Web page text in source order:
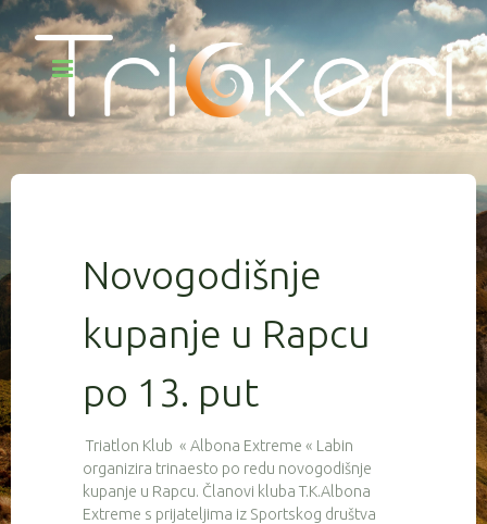
Novogodišnje
kupanje u Rapcu
po 13. put
Triatlon Klub « Albona Extreme « Labin
organizira trinaesto po redu novogodišnje
kupanje u Rapcu. Članovi kluba T.K.Albona
Extreme s prijateljima iz Sportskog društva